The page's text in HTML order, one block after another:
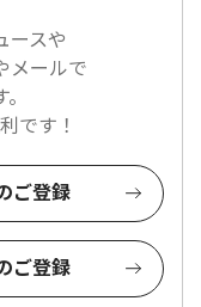
ースや
メールで
です！
ご登録
ご登録